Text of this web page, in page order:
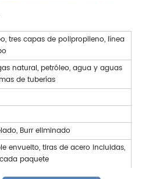
tres capas de polipropileno, línea
natural, petróleo, agua y aguas
de tuberías
Burr eliminado
envuelto, tiras de acero incluidas,
paquete